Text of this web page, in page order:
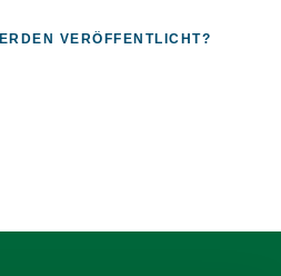
VERÖFFENTLICHT?